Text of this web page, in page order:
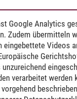
Google Analytics
Zudem übermitteln
Videos
verarbeitet werden